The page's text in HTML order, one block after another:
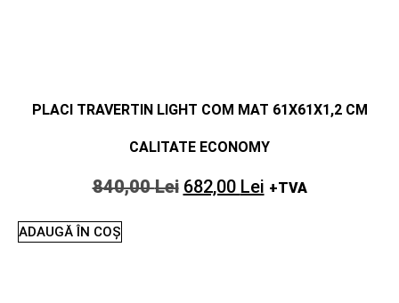
PLACI TRAVERTIN LIGHT COM MAT 61X61X1,2 CM
CALITATE ECONOMY
840,00Lei 682,00 Lei +TVA
ADAUGĂ ÎN COȘ